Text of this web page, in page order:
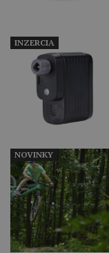
INZERCIA
NOVINKY